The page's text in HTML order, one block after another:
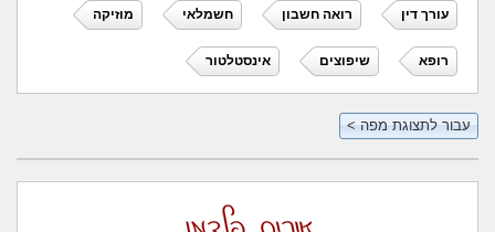
עורך דין רואה חשבון חשמלאי מוזיקה
רופא שיפוצים אינסטלטור
עבור לתצוגת מפה >